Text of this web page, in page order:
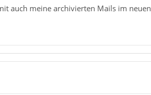
auch meine archivierten Mails im neuen